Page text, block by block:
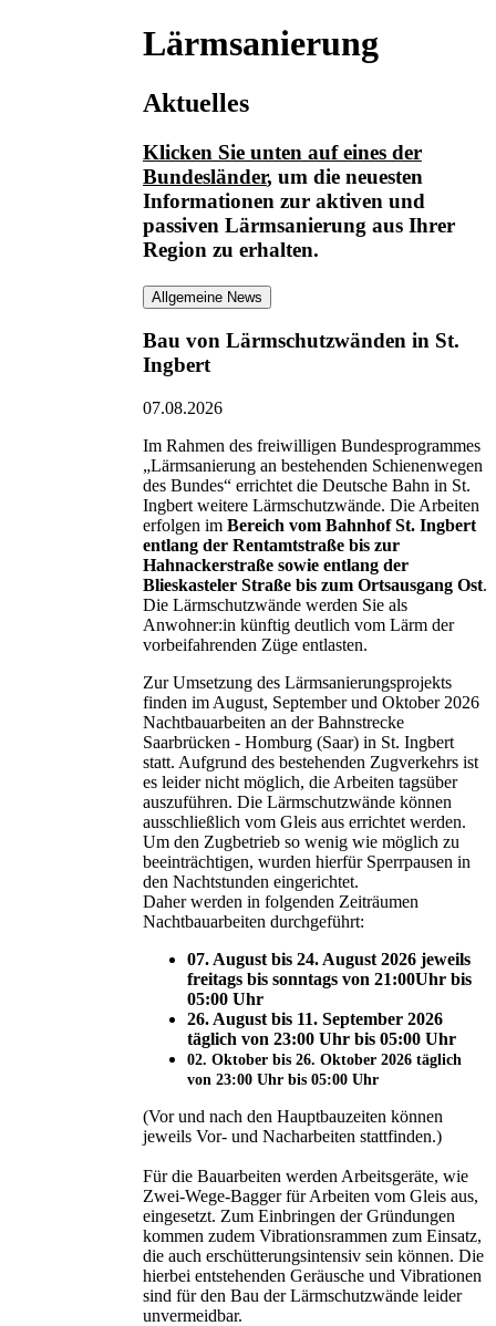
Lärmsanierung
Aktuelles
Klicken Sie unten auf eines der
Bundesländer, um die neuesten
Informationen zur aktiven und
passiven Lärmsanierung aus Ihrer
Region zu erhalten.
Allgemeine News
Bau von Lärmschutzwänden in St.
Ingbert
07.08.2026
Im Rahmen des freiwilligen Bundesprogrammes
„Lärmsanierung an bestehenden Schienenwegen
des Bundes“ errichtet die Deutsche Bahn in St.
Ingbert weitere Lärmschutzwände. Die Arbeiten
erfolgen imBereich vom Bahnhof St. Ingbert
entlang der Rentamtstraße bis zur
Hahnackerstraße sowie entlang der
Blieskasteler Straße bis zum Ortsausgang Ost.
Die Lärmschutzwände werden Sie als
Anwohner:in künftig deutlich vom Lärm der
vorbeifahrenden Züge entlasten.
Zur Umsetzung des Lärmsanierungsprojekts
finden im August, September und Oktober 2026
Nachtbauarbeiten an der Bahnstrecke
Saarbrücken - Homburg (Saar) in St. Ingbert
statt. Aufgrund des bestehenden Zugverkehrs ist
es leider nicht möglich, die Arbeiten tagsüber
auszuführen. Die Lärmschutzwände können
ausschließlich vom Gleis aus errichtet werden.
Um den Zugbetrieb so wenig wie möglich zu
beeinträchtigen, wurden hierfür Sperrpausen in
den Nachtstunden eingerichtet.
Daher werden in folgenden Zeiträumen
Nachtbauarbeiten durchgeführt:
07. August bis 24. August 2026 jeweils
freitags bis sonntags von 21:00Uhr bis
05:00 Uhr
26. August bis 11. September 2026
täglich von 23:00 Uhr bis 05:00 Uhr
02. Oktober bis 26. Oktober 2026 täglich
von 23:00 Uhr bis 05:00 Uhr
(Vor und nach den Hauptbauzeiten können
jeweils Vor- und Nacharbeiten stattfinden.)
Für die Bauarbeiten werden Arbeitsgeräte, wie
Zwei-Wege-Bagger für Arbeiten vom Gleis aus,
eingesetzt. Zum Einbringen der Gründungen
kommen zudem Vibrationsrammen zum Einsatz,
die auch erschütterungsintensiv sein können. Die
hierbei entstehenden Geräusche und Vibrationen
sind für den Bau der Lärmschutzwände leider
unvermeidbar.